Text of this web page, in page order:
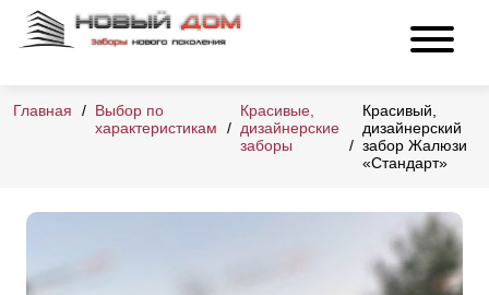
Главная
Выбор по
характеристикам
Красивые,
дизайнерские
заборы
Красивый,
дизайнерский
забор Жалюзи
«Стандарт»